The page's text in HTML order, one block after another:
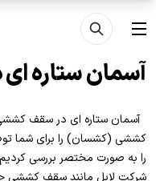
رفتن به محتوای اصلی
منو
آسمان ستاره
آسمان ستاره ای در سقف
کششی (کشسان) را برای شما
را به صورت مختصر بررسی
شرکت لابل مانند سقف